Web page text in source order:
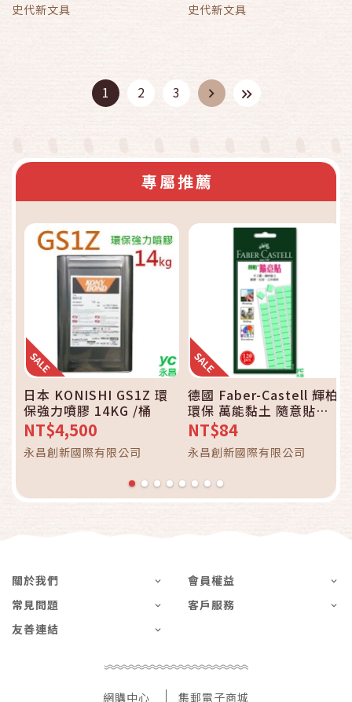
史代新文具 史代新文具
1 2 3
專屬推薦
日本 KONISHI GS1Z 環
保強力噴膠 14KG /桶
NT$4,500
永昌創新國際有限公司
德國 Faber-Castell 輝柏
環保 萬能黏土 隨意貼
120pcs 75gms /包
187065
NT$84
永昌創新國際有限公司
關於我們
會員權益
常見問題
客戶服務
友善連結
網購中心 集郵電子商城